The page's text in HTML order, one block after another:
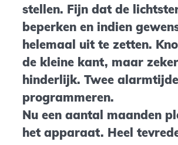
stellen. Fijn dat de
beperken en indien
helemaal uit te zetten.
de kleine kant, maar
hinderlijk. Twee
programmeren.
Nu een aantal maanden
het apparaat. Heel